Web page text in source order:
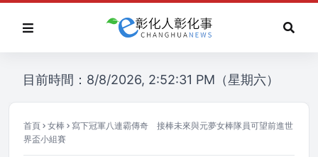
目前時間：8/8/2026, 2:52:31 PM（星期六）
首頁 女棒
寫下冠軍八連霸傳奇 接棒未來與元夢女棒隊員可望前進世
界盃小組賽